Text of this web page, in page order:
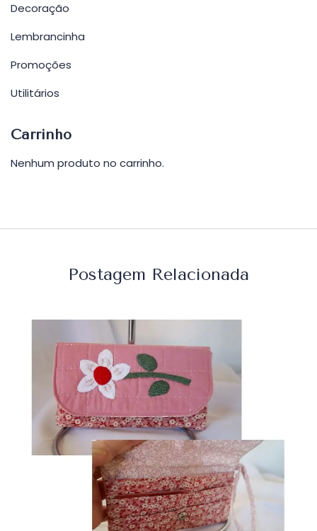
Decoração
Lembrancinha
Promoções
Utilitários
Carrinho
Nenhum produto no carrinho.
Postagem Relacionada